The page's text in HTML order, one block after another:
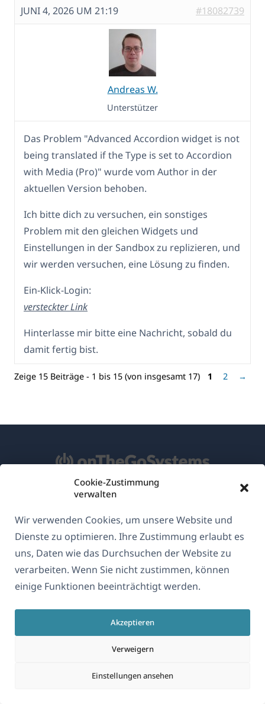
Cookie-Zustimmung
verwalten
Wir verwenden Cookies, um unsere Website und
Dienste zu optimieren. Ihre Zustimmung erlaubt es
uns, Daten wie das Durchsuchen der Website zu
verarbeiten. Wenn Sie nicht zustimmen, können
einige Funktionen beeinträchtigt werden.
Akzeptieren
Verweigern
Einstellungen ansehen
JUNI 4, 2026 UM 21:19 #18082739
Andreas W.
Unterstützer
Das Problem "Advanced Accordion widget is not
being translated if the Type is set to Accordion
with Media (Pro)" wurde vom Author in der
aktuellen Version behoben.
Ich bitte dich zu versuchen, ein sonstiges
Problem mit den gleichen Widgets und
Einstellungen in der Sandbox zu replizieren, und
wir werden versuchen, eine Lösung zu finden.
Ein-Klick-Login:
versteckter Link
Hinterlasse mir bitte eine Nachricht, sobald du
damit fertig bist.
Zeige 15 Beiträge - 1 bis 15 (von insgesamt 17) 1 2 →
einem
DSGVO & Datenschutzrichtlinie
Unserem Team beitreten
(öffnet
einem
Fenster)
(öffnet
in
Fenster)
(öffnet
in
Fenster)
(öffnet
in